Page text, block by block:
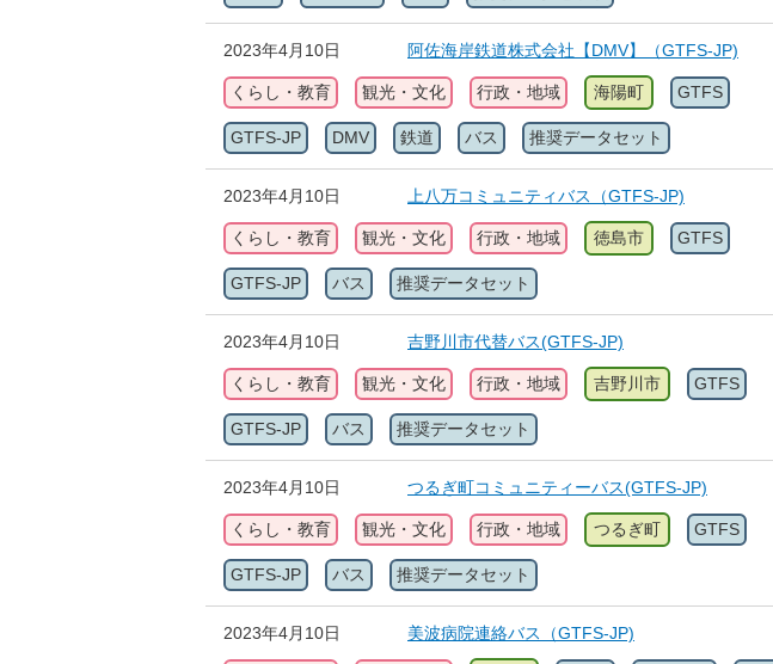
2023年4月10日 阿佐海岸鉄道株式会社【DMV】（GTFS-JP)
くらし・教育 観光・文化 行政・地域 海陽町 GTFS
GTFS-JP DMV 鉄道 バス 推奨データセット
2023年4月10日 上八万コミュニティバス（GTFS-JP)
くらし・教育 観光・文化 行政・地域 徳島市 GTFS
GTFS-JP バス 推奨データセット
2023年4月10日 吉野川市代替バス(GTFS-JP)
くらし・教育 観光・文化 行政・地域 吉野川市 GTFS
GTFS-JP バス 推奨データセット
2023年4月10日 つるぎ町コミュニティーバス(GTFS-JP)
くらし・教育 観光・文化 行政・地域 つるぎ町 GTFS
GTFS-JP バス 推奨データセット
2023年4月10日 美波病院連絡バス（GTFS-JP)